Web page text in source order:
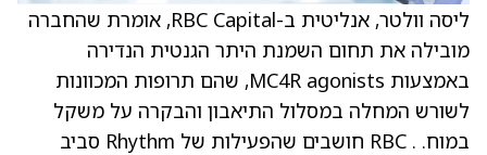
ליסה וולטר, אנליטית ב-RBC Capital, אומרת שהחברה
מובילה את תחום השמנת היתר הגנטית הנדירה
באמצעות MC4R agonists, שהם תרופות המכוונות
לשורש המחלה במסלול התיאבון והבקרה על משקל
במוח. . RBC חושבים שהפעילות של Rhythm סביב